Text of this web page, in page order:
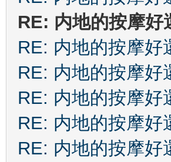
RE: 内地的按摩好
RE: 内地的按摩好
RE: 内地的按摩好
RE: 内地的按摩好
RE: 内地的按摩好
RE: 内地的按摩好